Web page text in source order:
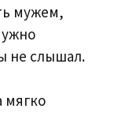
мужем,
не слышал.
мягко